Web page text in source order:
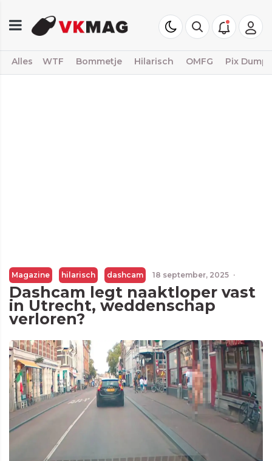
Alles WTF Bommetje Hilarisch OMFG Pix Dump
Magazine hilarisch dashcam 18 september, 2025 ·
Dashcam legt naaktloper vast
in Utrecht, weddenschap
verloren?